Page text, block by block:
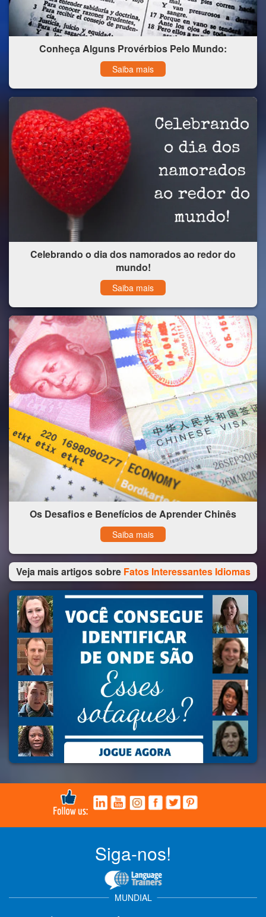
Conheça Alguns Provérbios Pelo Mundo:
Saiba mais
Celebrando o dia dos namorados ao redor do
mundo!
Saiba mais
Os Desafios e Benefícios de Aprender Chinês
Saiba mais
Veja mais artigos sobre Fatos Interessantes Idiomas
Siga-nos!
MUNDIAL